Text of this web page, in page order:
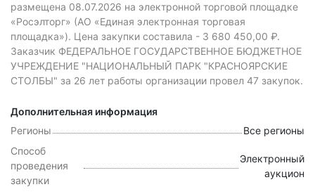
размещена 08.07.2026 на электронной торговой площадке
«Росэлторг» (АО «Единая электронная торговая
площадка»). Цена закупки составила - 3 680 450,00 ₽.
Заказчик ФЕДЕРАЛЬНОЕ ГОСУДАРСТВЕННОЕ БЮДЖЕТНОЕ
УЧРЕЖДЕНИЕ "НАЦИОНАЛЬНЫЙ ПАРК "КРАСНОЯРСКИЕ
СТОЛБЫ" за 26 лет работы организации провел 47 закупок.
Дополнительная информация
Регионы
Все регионы
Способ
проведения
закупки
Электронный
аукцион